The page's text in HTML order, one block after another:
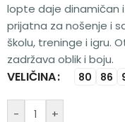
lopte daje dinamičan
prijatna za nošenje i
školu, treninge i igru.
zadržava oblik i boju.
VELIČINA 80 86
- +
Alternative: